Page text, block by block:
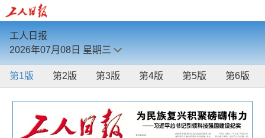
工人日报
2026年07月08日 星期三
第1版 第2版 第3版 第4版 第5版 第6版